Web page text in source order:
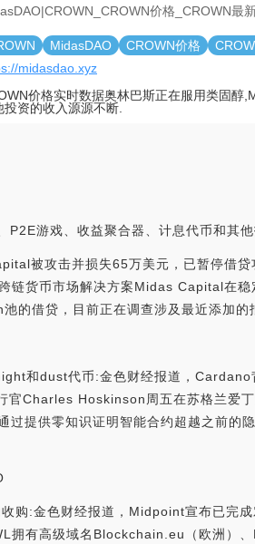
价格_CROWN最
MidasDAO CROWN价格
midasdao.xyz
价格实时数据奥林巴斯正在服用类固醇
投资的收入源源不断.
游戏、收益聚合器、计息代币和其他
被攻击并损失65万美元，已暂停借
货币市场解决方案Midas Capital在
的借贷，目前正在调查涉及最近添加
和dust代币:金色财经报道，
官Charles Hoskinson周五在苏格兰爱
提供零知识证明智能合约超越之前的
购:金色财经报道，Midpoint宣布已完
拥有高级域名Blockchain.eu（欧洲